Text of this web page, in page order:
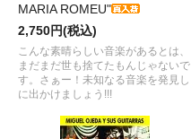
MARIA ROMEU"
2,750円(税込)
こんな素晴らしい音楽があるとは、
まだまだ世も捨てたもんじゃないで
す。さぁー！未知なる音楽を発見し
に出かけましょう!!!